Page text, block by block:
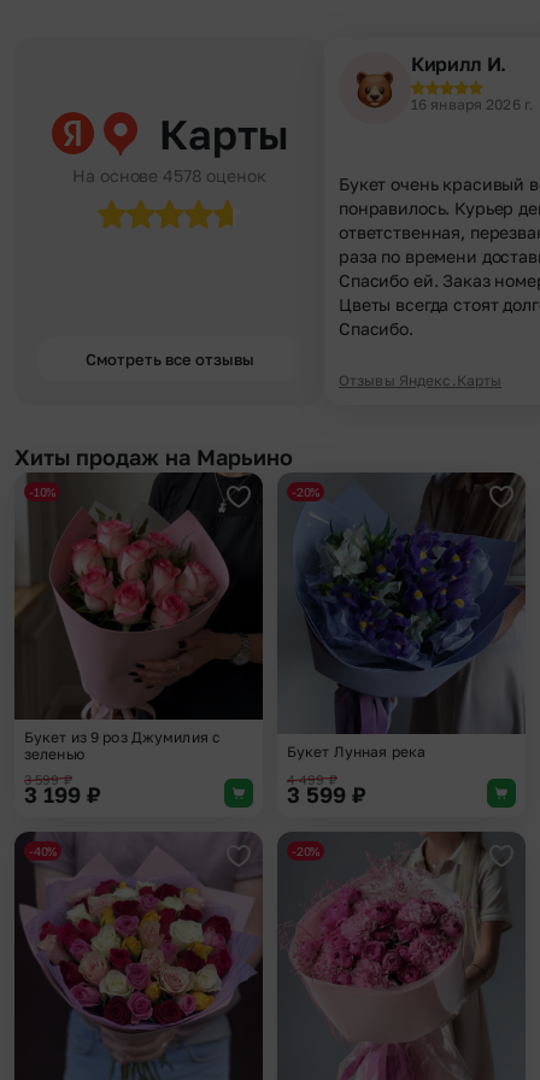
Карты
На основе 4578 оценок
Смотреть все отзывы
Кирилл И.
16 января 2026 г.
Букет очень красивый
понравилось. Курьер
ответственная,
раза по времени
Спасибо ей. Заказ
Цветы всегда стоят
Спасибо.
Отзывы Яндекс.Карты
Хиты продаж на Марьино
Добавить в избранное
-10%
Букет из 9 роз Джумилия с
зеленью
3 599₽
3 199 ₽
-20%
Букет Лунная река
4 499₽
3 599 ₽
Добавить в избранное
-40% -20%